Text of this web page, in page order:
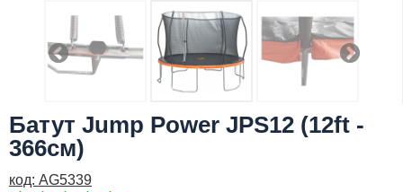
Батут Jump Power JPS12 (12ft -
366см)
код: AG5339
обработку персональных данных
Сообщить о поступлении
22,386 руб
Email:
Телефон*